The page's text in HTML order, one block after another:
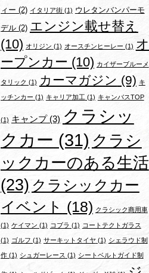
ィー (2) イタリア街(1) ウレタンバンパーモ
デル(2) エンジン載せ替え
(10) オリジン (1) オースチンヒーレー (1) オ
ープンカー (10) カイザーブルーメ
タリック (1) カーマガジン (9) キ
ッチンカー (1) キャリア加工 (1) キャンバスTOP
(1) キャンプ(3) クラシッ
クカー (31) クラシ
ックカーのある生活
(23)クラシックカー
イベント (18) クラシック商用車
(1) ケイマン (1) コブラ (1) コートテクトガラス
(1) ゴルフ (1) サーキットタイヤ (1) シェラウド制
作 (1) シュガーレース (1) シートベルトガイド制